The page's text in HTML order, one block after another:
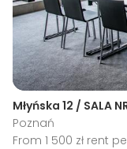
Młyńska 12 / SALA NR
Poznań
From 1 500 zł rent